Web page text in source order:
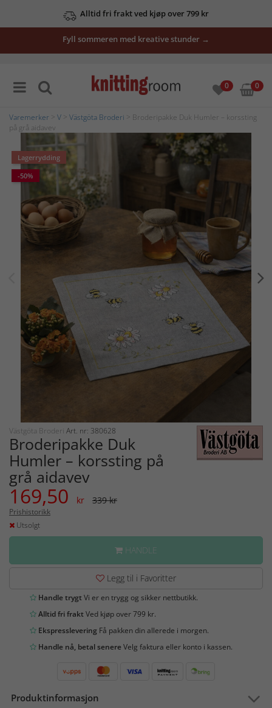
Alltid fri frakt ved kjøp over 799 kr
Fyll sommeren med kreative stunder →
0 0
Varemerker V Västgöta Broderi > Broderipakke Duk Humler – korssting
på grå aidavev
Lagerrydding
-50%
Västgöta Broderi Art. nr: 380628
Broderipakke Duk
Humler – korssting på
grå aidavev
169,50 kr 339 kr
Prishistorikk
Utsolgt
HANDLE
Legg til i Favoritter
Handle trygtVi er en trygg og sikker nettbutikk.
Alltid fri fraktVed kjøp over 799 kr.
Ekspresslevering Få pakken din allerede i morgen.
Handle nå, betal senereVelg faktura eller konto i kassen.
Produktinformasjon